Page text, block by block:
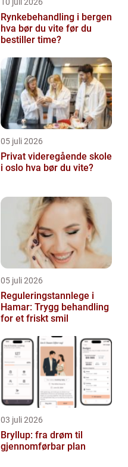
Rynkebehandling i bergen
hva bør du vite før du
bestiller time?
05 juli 2026
Privat videregående skole
i oslo hva bør du vite?
05 juli 2026
Reguleringstannlege i
Hamar: Trygg behandling
for et friskt smil
03 juli 2026
Bryllup: fra drøm til
gjennomførbar plan